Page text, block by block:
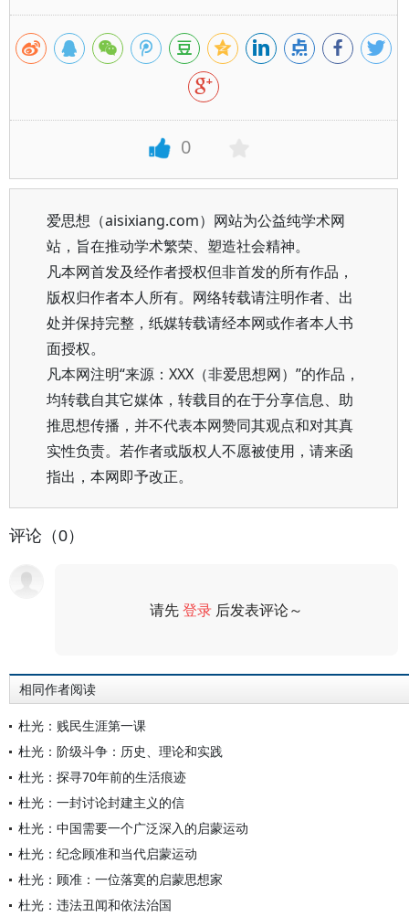
0
爱思想（aisixiang.com）网站为公益纯学术网
站，旨在推动学术繁荣、塑造社会精神。
凡本网首发及经作者授权但非首发的所有作品，
版权归作者本人所有。网络转载请注明作者、出
处并保持完整，纸媒转载请经本网或作者本人书
面授权。
凡本网注明“来源：XXX（非爱思想网）”的作品，
均转载自其它媒体，转载目的在于分享信息、助
推思想传播，并不代表本网赞同其观点和对其真
实性负责。若作者或版权人不愿被使用，请来函
指出，本网即予改正。
评论（0）
请先登录 后发表评论～
相同作者阅读
杜光：贱民生涯第一课
杜光：阶级斗争：历史、理论和实践
杜光：探寻70年前的生活痕迹
杜光：一封讨论封建主义的信
杜光：中国需要一个广泛深入的启蒙运动
杜光：纪念顾准和当代启蒙运动
杜光：顾准：一位落寞的启蒙思想家
杜光：违法丑闻和依法治国